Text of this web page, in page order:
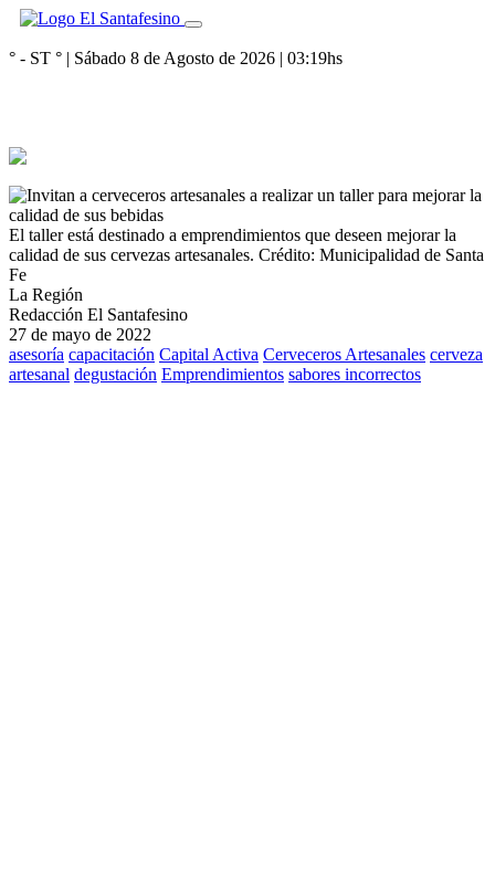
° - ST ° | Sábado 8 de Agosto de 2026 | 03:19hs
El taller está destinado a emprendimientos que deseen mejorar la
calidad de sus cervezas artesanales. Crédito: Municipalidad de Santa
Fe
La Región
Redacción El Santafesino
27 de mayo de 2022
asesoría capacitación Capital Activa Cerveceros Artesanales cerveza
artesanal degustación Emprendimientos sabores incorrectos